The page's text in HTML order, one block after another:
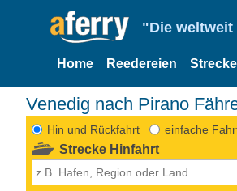
"Die weltweit
Home Reedereien
Venedig nach Pirano
Hin und Rückfahrt einfache
Strecke Hinfahrt